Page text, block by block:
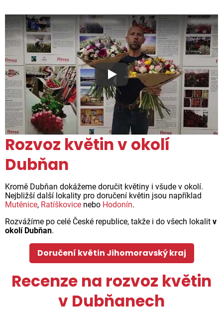
Proč jsou květiny z Florea
Rozvoz květin v okolí
Dubňan
Kromě Dubňan dokážeme doručit květiny i všude v okolí.
Nejbližší další lokality pro doručení květin jsou například
Mutěnice, Ratíškovice nebo Hodonín.
Rozvážíme po celé České republice, takže i do všech lokalit v
okolí Dubňan.
Doručení květin Jihomoravský kraj
Recenze na rozvoz květin
v Dubňanech